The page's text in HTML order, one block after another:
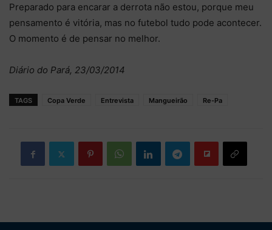
Preparado para encarar a derrota não estou, porque meu
pensamento é vitória, mas no futebol tudo pode acontecer.
O momento é de pensar no melhor.
Diário do Pará, 23/03/2014
TAGS Copa Verde Entrevista Mangueirão Re-Pa